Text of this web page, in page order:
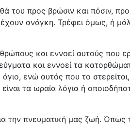
του προς βρώσιν και πόσιν,
ανάγκη. Τρέφει όμως, ή
και εννοεί αυτούς
και εννοεί τα
ενώ αυτός που το στερείται,
τα ωραία λόγια ή
την πνευματική μας ζωή.